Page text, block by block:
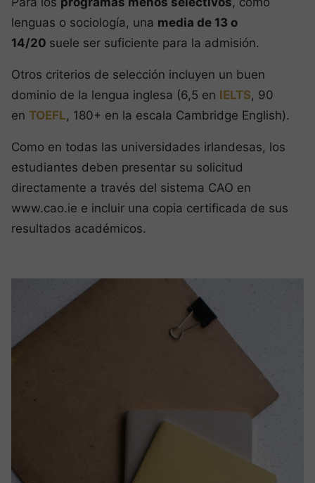
lenguas o sociología, una media de 13 o
14/20 suele ser suficiente para la admisión.
Otros criterios de selección incluyen un buen
dominio de la lengua inglesa (6,5 en IELTS, 90
en TOEFL, 180+ en la escala Cambridge English).
Como en todas las universidades irlandesas, los
estudiantes deben presentar su solicitud
directamente a través del sistema CAO en
www.cao.ie e incluir una copia certificada de sus
resultados académicos.